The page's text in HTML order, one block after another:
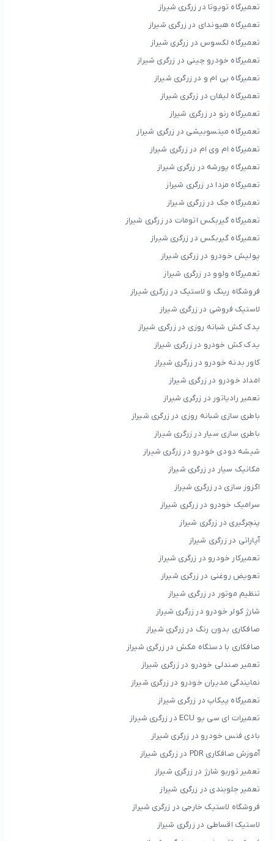
تعمیرگاه تویوتا در زرگری شیراز
تعمیرگاه هیوندای در زرگری شیراز
تعمیرگاه لکسوس در زرگری شیراز
تعمیرگاه خودرو چینی در زرگری شیراز
تعمیرگاه بی ام و در زرگری شیراز
تعمیرگاه لیفان در زرگری شیراز
تعمیرگاه رنو در زرگری شیراز
تعمیرگاه میتسوبیشی در زرگری شیراز
تعمیرگاه ام وی ام در زرگری شیراز
تعمیرگاه پورشه در زرگری شیراز
تعمیرگاه مزدا در زرگری شیراز
تعمیرگاه جک در زرگری شیراز
تعمیرگاه گیربکس اتومات در زرگری شیراز
تعمیرگاه گیربکس در زرگری شیراز
پولیش خودرو در زرگری شیراز
تعمیرگاه ولوو در زرگری شیراز
فروشگاه رینگ و لاستیک در زرگری شیراز
لاستیک فروشی در زرگری شیراز
یدک کش شبانه روزی در زرگری شیراز
یدک کش خودرو در زرگری شیراز
کاور بدنه خودرو در زرگری شیراز
امداد خودرو در زرگری شیراز
تعمیر رادیاتور در زرگری شیراز
باطری سازی شبانه روزی در زرگری شیراز
باطری سازی سیار در زرگری شیراز
شیشه دودی خودرو در زرگری شیراز
مکانیک سیار در زرگری شیراز
اگزوز سازی در زرگری شیراز
سرامیک خودرو در زرگری شیراز
پنچرگیری در زرگری شیراز
آپاراتی در زرگری شیراز
تعمیرکار خودرو در زرگری شیراز
تعویض روغنی در زرگری شیراز
تنظیم موتور در زرگری شیراز
شارژ کولر خودرو در زرگری شیراز
صافکاری بدون رنگ در زرگری شیراز
صافکاری با دستگاه مکش در زرگری شیراز
تعمیر صندلی خودرو در زرگری شیراز
نمایندگی مدیران خودرو در زرگری شیراز
تعمیرگاه پیکاپ در زرگری شیراز
تعمیرات ای سی یو ECU در زرگری شیراز
بادی فنس خودرو در زرگری شیراز
آموزش صافکاری PDR در زرگری شیراز
تعمیر توربو شارژ در زرگری شیراز
تعمیر جلوبندی در زرگری شیراز
فروشگاه لاستیک خارجی در زرگری شیراز
لاستیک اقساطی در زرگری شیراز